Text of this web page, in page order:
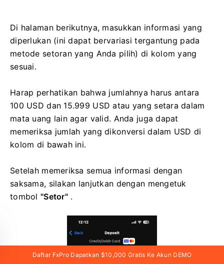
Di halaman berikutnya, masukkan informasi yang
diperlukan (ini dapat bervariasi tergantung pada
metode setoran yang Anda pilih) di kolom yang
sesuai.
Harap perhatikan bahwa jumlahnya harus antara
100 USD dan 15.999 USD atau yang setara dalam
mata uang lain agar valid. Anda juga dapat
memeriksa jumlah yang dikonversi dalam USD di
kolom di bawah ini.
Setelah memeriksa semua informasi dengan
saksama, silakan lanjutkan dengan mengetuk
tombol "Setor".
Daftar FxPro Dapatkan $10,000 Gratis Ke Akun DEMO